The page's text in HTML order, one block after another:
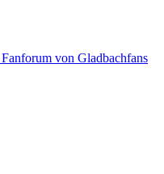
von Gladbachfans